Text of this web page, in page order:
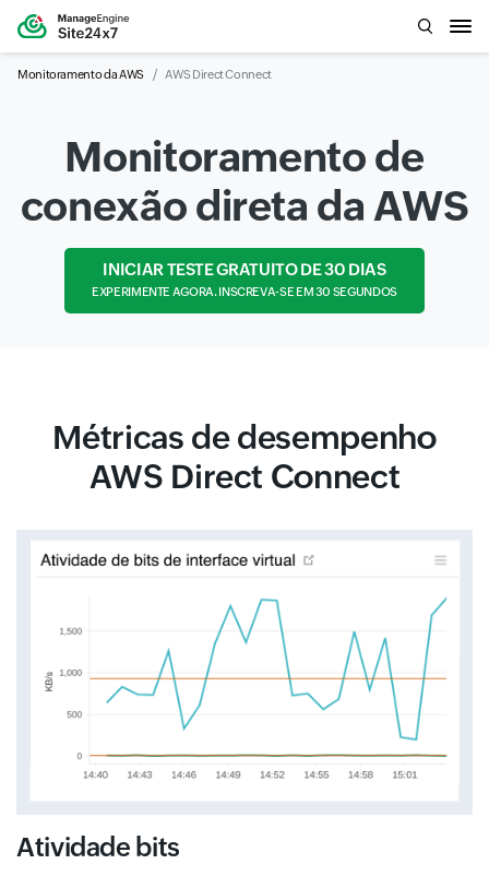
Monitoramento da AWS AWS Direct Connect
Monitoramento de
conexão direta da AWS
INICIAR TESTE GRATUITO DE 30 DIAS
EXPERIMENTE AGORA. INSCREVA-SE EM 30 SEGUNDOS
Métricas de desempenho
AWS Direct Connect
Atividade bits